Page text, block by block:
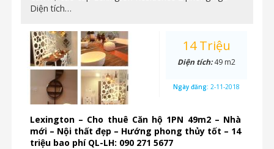
Diện tích…
Lexington – Cho thuê Căn hộ 1PN 49m2 – Nhà
mới – Nội thất đẹp – Hướng phong thủy tốt – 14
triệu bao phí QL-LH: 090 271 5677
14 Triệu
Diện tích:49 m2
Ngày đăng: 2-11-2018